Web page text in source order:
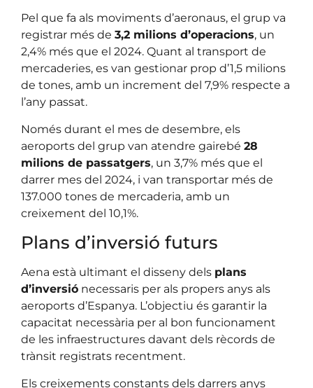
Pel que fa als moviments d’aeronaus, el grup va
registrar més de 3,2 milions d’operacions, un
2,4% més que el 2024. Quant al transport de
mercaderies, es van gestionar prop d’1,5 milions
de tones, amb un increment del 7,9% respecte a
l’any passat.
Només durant el mes de desembre, els
aeroports del grup van atendre gairebé 28
milions de passatgers, un 3,7% més que el
darrer mes del 2024, i van transportar més de
137.000 tones de mercaderia, amb un
creixement del 10,1%.
Plans d’inversió futurs
Aena està ultimant el disseny dels plans
d’inversió necessaris per als propers anys als
aeroports d’Espanya. L’objectiu és garantir la
capacitat necessària per al bon funcionament
de les infraestructures davant dels rècords de
trànsit registrats recentment.
Els creixements constants dels darrers anys